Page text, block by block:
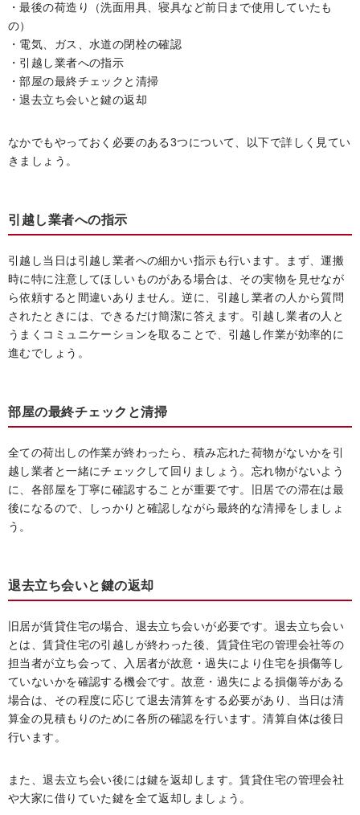
・最後の荷造り（洗面用具、寝具など前日まで使用していたも
の）
・電気、ガス、水道の閉栓の確認
・引越し業者への指示
・部屋の最終チェックと清掃
・退去立ち会いと鍵の返却
なかでもやっておく必要のある3つについて、以下で詳しく見てい
きましょう。
引越し業者への指示
引越し当日は引越し業者への細かい指示も行います。まず、運搬
時に特に注意してほしいものがある場合は、その実物を見せなが
ら依頼すると間違いありません。逆に、引越し業者の人から質問
されたときには、できるだけ簡潔に答えます。引越し業者の人と
うまくコミュニケーションを取ることで、引越し作業が効率的に
進むでしょう。
部屋の最終チェックと清掃
全ての荷出しの作業が終わったら、積み忘れた荷物がないかを引
越し業者と一緒にチェックして回りましょう。忘れ物がないよう
に、各部屋を丁寧に確認することが重要です。旧居での滞在は最
後になるので、しっかりと確認しながら最終的な清掃をしましょ
う。
退去立ち会いと鍵の返却
旧居が賃貸住宅の場合、退去立ち会いが必要です。退去立ち会い
とは、賃貸住宅の引越しが終わった後、賃貸住宅の管理会社等の
担当者が立ち会って、入居者が故意・過失により住宅を損傷等し
ていないかを確認する機会です。故意・過失による損傷等がある
場合は、その程度に応じて退去清算をする必要があり、当日は清
算金の見積もりのために各所の確認を行います。清算自体は後日
行います。
また、退去立ち会い後には鍵を返却します。賃貸住宅の管理会社
や大家に借りていた鍵を全て返却しましょう。